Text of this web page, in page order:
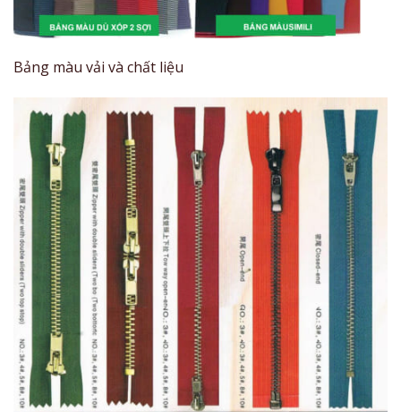
Bảng màu vải và chất liệu